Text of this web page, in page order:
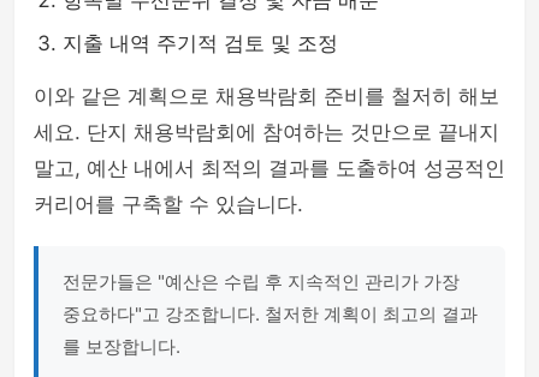
지출 내역 주기적 검토 및 조정
이와 같은 계획으로 채용박람회 준비를 철저히 해보
세요. 단지 채용박람회에 참여하는 것만으로 끝내지
말고, 예산 내에서 최적의 결과를 도출하여 성공적인
커리어를 구축할 수 있습니다.
전문가들은 "예산은 수립 후 지속적인 관리가 가장
중요하다"고 강조합니다. 철저한 계획이 최고의 결과
를 보장합니다.